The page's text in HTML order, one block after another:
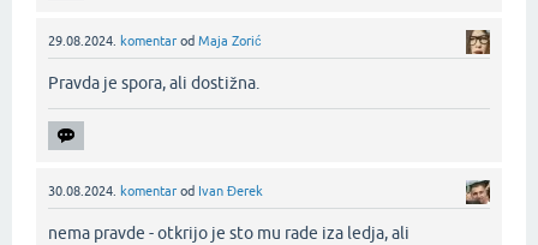
29.08.2024. komentar od Maja Zorić
Pravda je spora, ali dostižna.‌
30.08.2024. komentar od Ivan Đerek
nema pravde - otkrijo je sto mu rade iza ledja, ali